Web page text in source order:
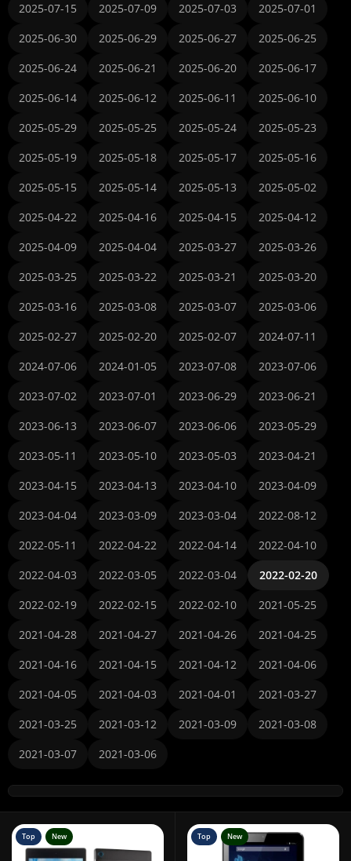
2025-07-15
2025-07-09 2025-07-03
2025-07-01
2025-06-30
2025-06-29 2025-06-27
2025-06-25
2025-06-24
2025-06-21 2025-06-20
2025-06-17
2025-06-14
2025-06-12 2025-06-11
2025-06-10
2025-05-29
2025-05-25 2025-05-24
2025-05-23
2025-05-19
2025-05-18 2025-05-17
2025-05-16
2025-05-15
2025-05-14 2025-05-13
2025-05-02
2025-04-22
2025-04-16 2025-04-15
2025-04-12
2025-04-09
2025-04-04 2025-03-27
2025-03-26
2025-03-25
2025-03-22 2025-03-21
2025-03-20
2025-03-16
2025-03-08 2025-03-07
2025-03-06
2025-02-27
2025-02-20 2025-02-07
2024-07-11
2024-07-06
2024-01-05 2023-07-08
2023-07-06
2023-07-02
2023-07-01 2023-06-29
2023-06-21
2023-06-13
2023-06-07 2023-06-06
2023-05-29
2023-05-11
2023-05-10 2023-05-03
2023-04-21
2023-04-15
2023-04-13 2023-04-10
2023-04-09
2023-04-04
2023-03-09 2023-03-04
2022-08-12
2022-05-11
2022-04-22 2022-04-14
2022-04-10
2022-04-03
2022-03-05 2022-03-04
2022-02-20
2022-02-19
2022-02-15 2022-02-10
2021-05-25
2021-04-28
2021-04-27 2021-04-26
2021-04-25
2021-04-16
2021-04-15 2021-04-12
2021-04-06
2021-04-05
2021-04-03 2021-04-01
2021-03-27
2021-03-25
2021-03-12 2021-03-09
2021-03-08
2021-03-07
2021-03-06
Top New Top New